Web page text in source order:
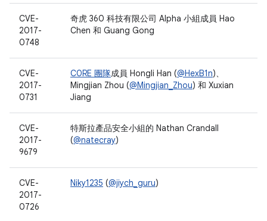
CVE-
2017-
0748
奇虎 360 科技有限公司 Alpha 小組成員 Hao
Chen 和 Guang Gong
CVE-
2017-
0731
C0RE 團隊成員 Hongli Han (@HexB1n)、
Mingjian Zhou (@Mingjian_Zhou) 和 Xuxian
Jiang
CVE-
2017-
9679
特斯拉產品安全小組的 Nathan Crandall
(@natecray)
CVE-
2017-
0726
Niky1235 (@jiych_guru)